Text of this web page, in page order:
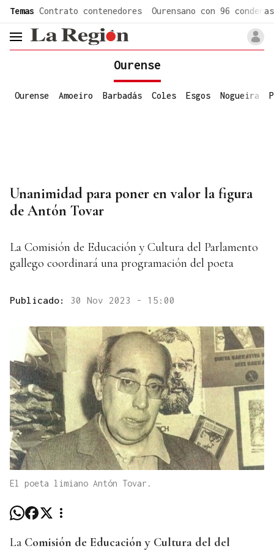
Temas Contrato contenedores Ourensano con 96 condenas
header.menu.open
Ourense
Ourense Amoeiro Barbadás Coles Esgos Nogueira
Unanimidad para poner en valor la figura
de Antón Tovar
La Comisión de Educación y Cultura del Parlamento
gallego coordinará una programación del poeta
Publicado: 30 Nov 2023 - 15:00
El poeta limiano Antón Tovar.
La Comisión de Educación y Cultura del del